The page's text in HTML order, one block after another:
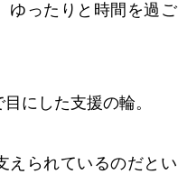
ゆったりと時間を過ご
にした支援の輪。
えられているのだとい